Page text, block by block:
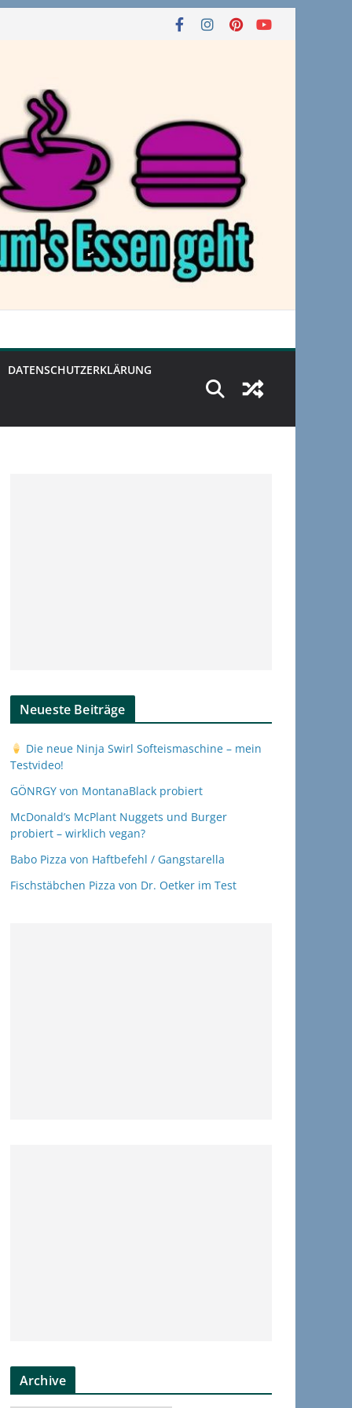
DATENSCHUTZERKLÄRUNG
Neueste Beiträge
Die neue Ninja Swirl Softeismaschine – mein
Testvideo!
GÖNRGY von MontanaBlack probiert
McDonald’s McPlant Nuggets und Burger
probiert – wirklich vegan?
Babo Pizza von Haftbefehl / Gangstarella
Fischstäbchen Pizza von Dr. Oetker im Test
Archive